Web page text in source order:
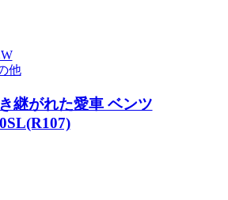
他
継がれた愛車 ベンツ